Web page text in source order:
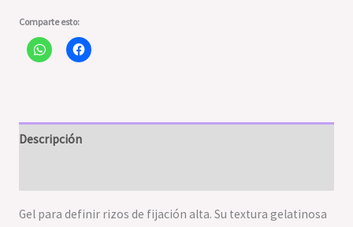
Comparte esto:
Descripción
Gel para definir rizos de fijación alta. Su textura gelatinosa